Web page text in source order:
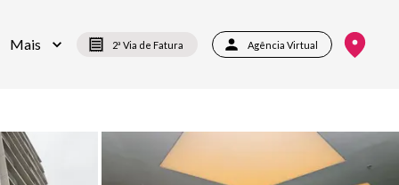
Mais 2ª Via de Fatura Agência Virtual